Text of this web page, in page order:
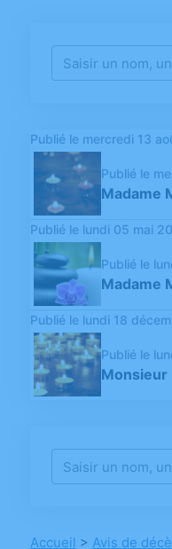
Publié le mercredi 13
Publié le
Madame
Publié le lundi 05 mai
Publié le
Madame
Publié le lundi 18
Publié le
Monsieur
Accueil > Avis de